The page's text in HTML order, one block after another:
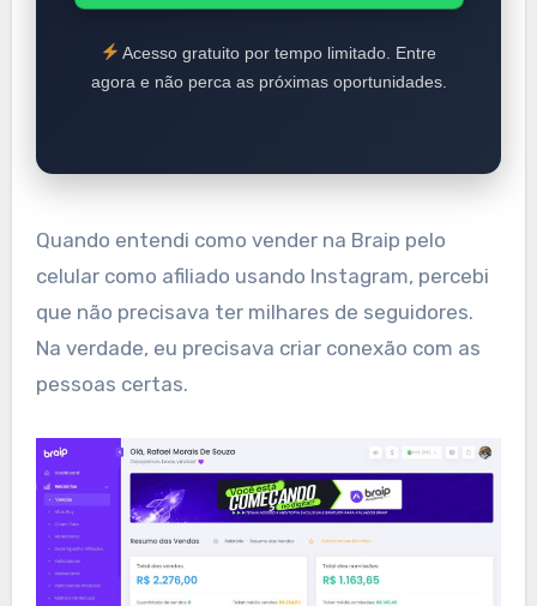
Acesso gratuito por tempo limitado. Entre
agora e não perca as próximas oportunidades.
Quando entendi como vender na Braip pelo
celular como afiliado usando Instagram, percebi
que não precisava ter milhares de seguidores.
Na verdade, eu precisava criar conexão com as
pessoas certas.